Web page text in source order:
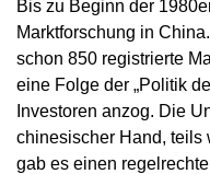
Bis zu Beginn der
Marktforschung in
schon 850 registrierte
eine Folge der „Politik
Investoren anzog. Die
chinesischer Hand, teils
gab es einen